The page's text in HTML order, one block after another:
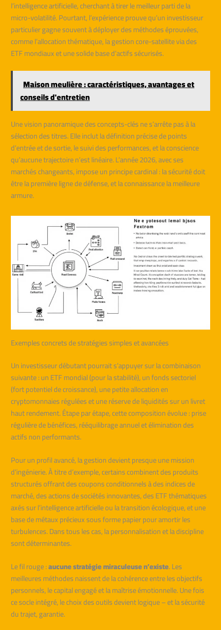
l’intelligence artificielle, cherchant à tirer le meilleur parti de la
micro-volatilité. Pourtant, l’expérience prouve qu’un investisseur
particulier gagne souvent à déployer des méthodes éprouvées,
comme l’allocation thématique, la gestion core-satellite via des
ETF mondiaux et une solide base d’actifs sécurisés.
Maison meulière : caractéristiques, avantages et
conseils d'entretien
Une vision panoramique des concepts-clés ne s’arrête pas à la
sélection des titres. Elle inclut la définition précise de points
d’entrée et de sortie, le suivi des performances, et la conscience
qu’aucune trajectoire n’est linéaire. L’année 2026, avec ses
marchés changeants, impose un principe cardinal : la sécurité doit
être la première ligne de défense, et la connaissance la meilleure
armure.
Exemples concrets de stratégies simples et avancées
Un investisseur débutant pourrait s’appuyer sur la combinaison
suivante : un ETF mondial (pour la stabilité), un fonds sectoriel
(fort potentiel de croissance), une petite allocation en
cryptomonnaies régulées et une réserve de liquidités sur un livret
haut rendement. Étape par étape, cette composition évolue : prise
régulière de bénéfices, rééquilibrage annuel et élimination des
actifs non performants.
Pour un profil avancé, la gestion devient presque une mission
d’ingénierie. À titre d’exemple, certains combinent des produits
structurés offrant des coupons conditionnels à des indices de
marché, des actions de sociétés innovantes, des ETF thématiques
axés sur l’intelligence artificielle ou la transition écologique, et une
base de métaux précieux sous forme papier pour amortir les
turbulences. Dans tous les cas, la personnalisation et la discipline
sont déterminantes.
Le fil rouge :aucune stratégie miraculeuse n’existe. Les
meilleures méthodes naissent de la cohérence entre les objectifs
personnels, le capital engagé et la maîtrise émotionnelle. Une fois
ce socle intégré, le choix des outils devient logique – et la sécurité
du trajet, garantie.